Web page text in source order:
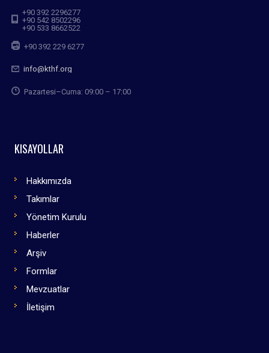
+90 392 2296277
+90 542 8502296
+90 533 8662522
+90 392 229 6277
info@kthf.org
Pazartesi–Cuma: 09:00 – 17:00
KISAYOLLAR
Hakkımızda
Takımlar
Yönetim Kurulu
Haberler
Arşiv
Formlar
Mevzuatlar
İletişim